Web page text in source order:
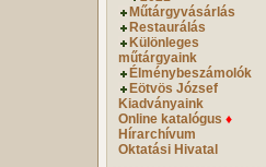
Műtárgyvásárlás
Restaurálás
Különleges
műtárgyaink
Élménybeszámolók
Eötvös József
Kiadványaink
Online katalógus ♦
Hírarchívum
Oktatási Hivatal